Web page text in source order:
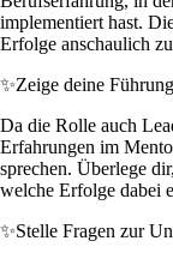
implementiert hast.
Erfolge anschaulich
✨Zeige deine
Da die Rolle auch
Erfahrungen im
sprechen. Überlege
welche Erfolge dabei
✨Stelle Fragen zur